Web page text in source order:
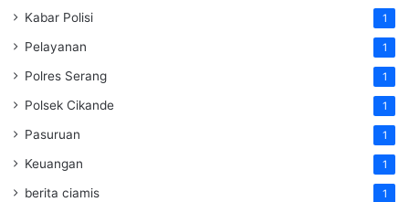
Kabar Polisi 1
Pelayanan 1
Polres Serang 1
Polsek Cikande 1
Pasuruan 1
Keuangan 1
berita ciamis 1